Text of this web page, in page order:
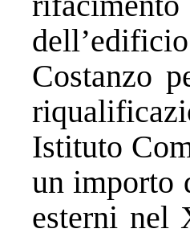
Costanzo
Istituto
un importo
esterni nel